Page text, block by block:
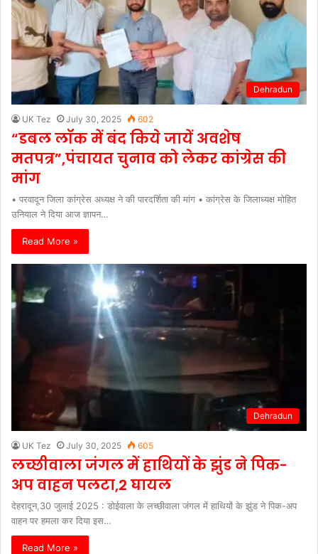
Dehradun
UK Tez July 30, 2025 602
“डबल लॉक में बंद किये जायें अवशेष
मतपत्र”,पंचायत चुनाव को लेकर कांग्रेस की
मांग
• परवादून जिला कांग्रेस अध्यक्ष ने की पारदर्शिता की मांग • कांग्रेस के जिलाध्यक्ष मोहित
उनियाल ने दिया आज ज्ञापन…
Read More »
Dehradun
UK Tez July 30, 2025 605
लच्छीवाला जंगल में हाथियों के झुंड ने पिक-
अप वाहन पलटा,2 घायल
देहरादून,30 जुलाई 2025 : डोईवाला के लच्छीवाला जंगल में हाथियों के झुंड ने पिक-अप
वाहन पर हमला कर दिया इस…
Read More »